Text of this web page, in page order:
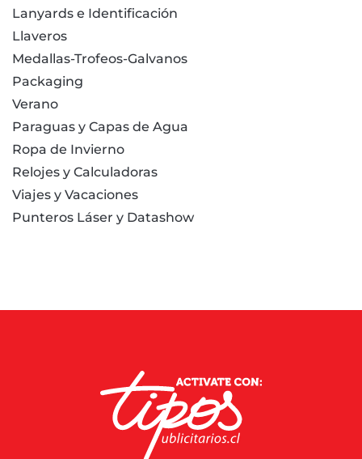
Lanyards e Identificación
Llaveros
Medallas-Trofeos-Galvanos
Packaging
Verano
Paraguas y Capas de Agua
Ropa de Invierno
Relojes y Calculadoras
Viajes y Vacaciones
Punteros Láser y Datashow